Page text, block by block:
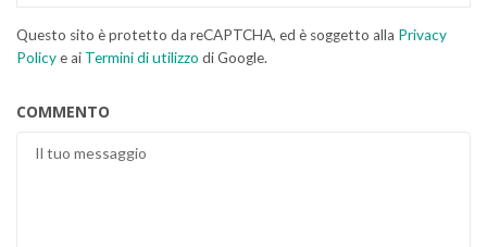
Questo sito è protetto da reCAPTCHA, ed è soggetto alla Privacy
Policye ai Termini di utilizzo di Google.
COMMENTO